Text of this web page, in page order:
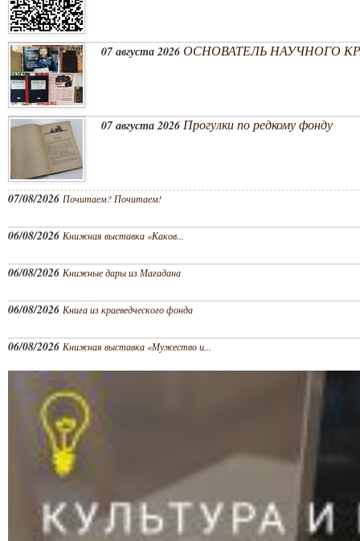
07 августа 2026 ОСНОВАТЕЛЬ НАУЧНОГО
07 августа 2026 Прогулки по редкому фонду
07/08/2026 Почитаем? Почитаем!
06/08/2026 Книжная выставка «Каков...
06/08/2026 Книжные дары из Магадана
06/08/2026 Книга из краеведческого фонда
06/08/2026 Книжная выставка «Мужество и...